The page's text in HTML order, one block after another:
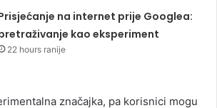
na internet prije Googlea:
kao eksperiment
22 hours ranije
značajka, pa korisnici mogu